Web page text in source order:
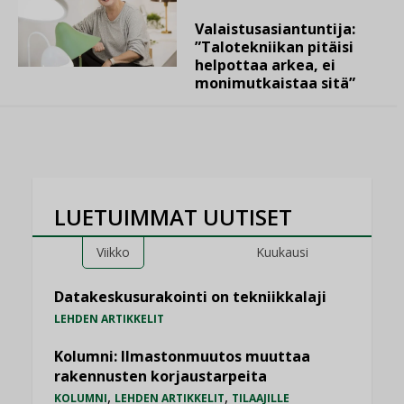
Valaistusasiantuntija:
”Talotekniikan pitäisi
helpottaa arkea, ei
monimutkaistaa sitä”
LUETUIMMAT UUTISET
Viikko Kuukausi
Datakeskusurakointi on tekniikkalaji
LEHDEN ARTIKKELIT
Kolumni: Ilmastonmuutos muuttaa
rakennusten korjaustarpeita
KOLUMNI, LEHDEN ARTIKKELIT, TILAAJILLE